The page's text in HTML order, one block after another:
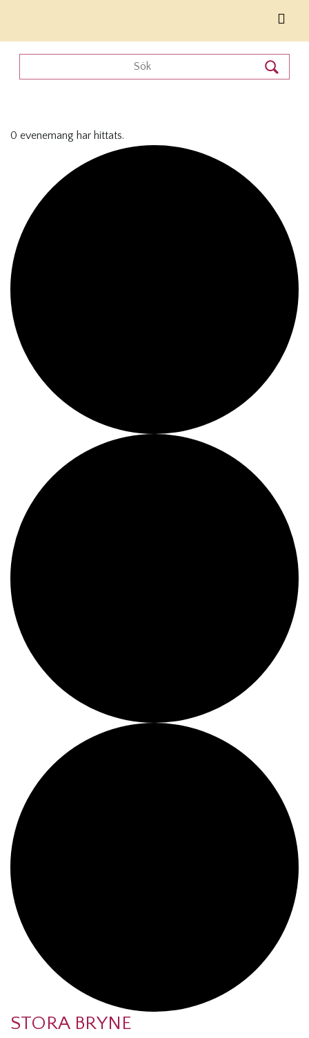
0 evenemang har hittats.
STORA BRYNE